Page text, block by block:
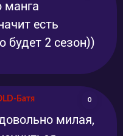
Не забывайте
и
под видео.
манга
есть
будет 2 сезон))
Батя 0
милая,